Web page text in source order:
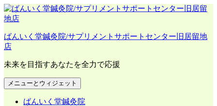
コ
ン
ン
ツ
へ
ス
キ
ッ
ばんいく堂鍼灸院/サプリメントサポートセンター旧居留地
店
未来を目指すあなたを全力で応援
メニューとウィジェット
ばんいく堂鍼灸院